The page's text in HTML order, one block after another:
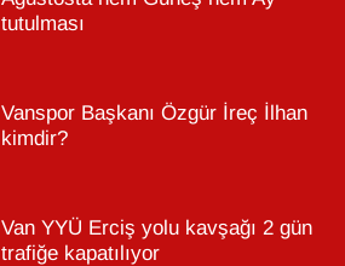
tutulması
Vanspor Başkanı Özgür İreç İlhan
kimdir?
Van YYÜ Erciş yolu kavşağı 2 gün
trafiğe kapatılıyor